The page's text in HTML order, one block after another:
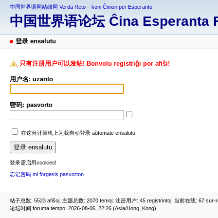
中国世界语网站绿网 Verda Reto – koni Ĉinion per Esperanto
中国世界语论坛 Ĉina Esperanta
登录 ensalutu
只有注册用户可以发帖! Bonvolu registriĝi por afiŝi!
用户名: uzanto
密码: pasvorto
在这台计算机上为我自动登录 aŭtomate ensalutu
登录需启用cookies!
忘记密码 mi forgesis pasvorton
帖子总数: 5523 afiŝoj; 主题总数: 2070 temoj; 注册用户: 45 registrintoj; 当前在线: 67
论坛时间 foruma tempo: 2026-08-06, 22:26 (Asia/Hong_Kong)